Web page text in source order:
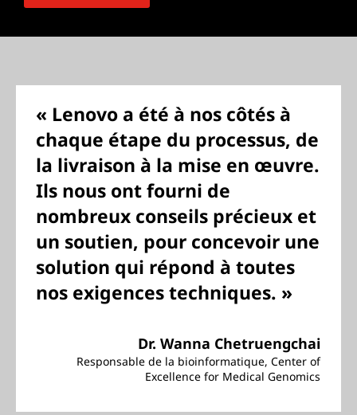
« Lenovo a été à nos côtés à
chaque étape du processus, de
la livraison à la mise en œuvre.
Ils nous ont fourni de
nombreux conseils précieux et
un soutien, pour concevoir une
solution qui répond à toutes
nos exigences techniques. »
Dr. Wanna Chetruengchai
Responsable de la bioinformatique, Center of
Excellence for Medical Genomics